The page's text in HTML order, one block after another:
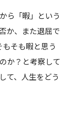
ら「暇」という
か、また退屈で
そも暇と思う
か？と考察して
て、人生をどう